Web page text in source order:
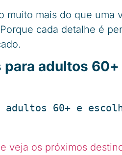
muito mais do que uma
cada detalhe é
adultos
60+ e
veja os próximos